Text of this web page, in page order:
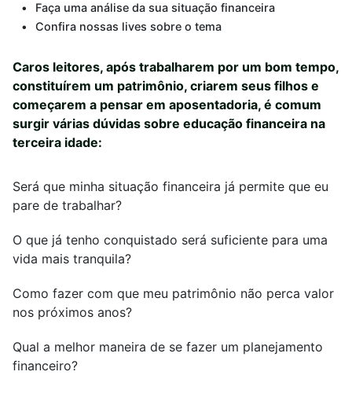
Faça uma análise da sua situação financeira
Confira nossas lives sobre o tema
Caros leitores, após trabalharem por um bom tempo,
constituírem um patrimônio, criarem seus filhos e
começarem a pensar em aposentadoria, é comum
surgir várias dúvidas sobre educação financeira na
terceira idade:
Será que minha situação financeira já permite que eu
pare de trabalhar?
O que já tenho conquistado será suficiente para uma
vida mais tranquila?
Como fazer com que meu patrimônio não perca valor
nos próximos anos?
Qual a melhor maneira de se fazer um planejamento
financeiro?